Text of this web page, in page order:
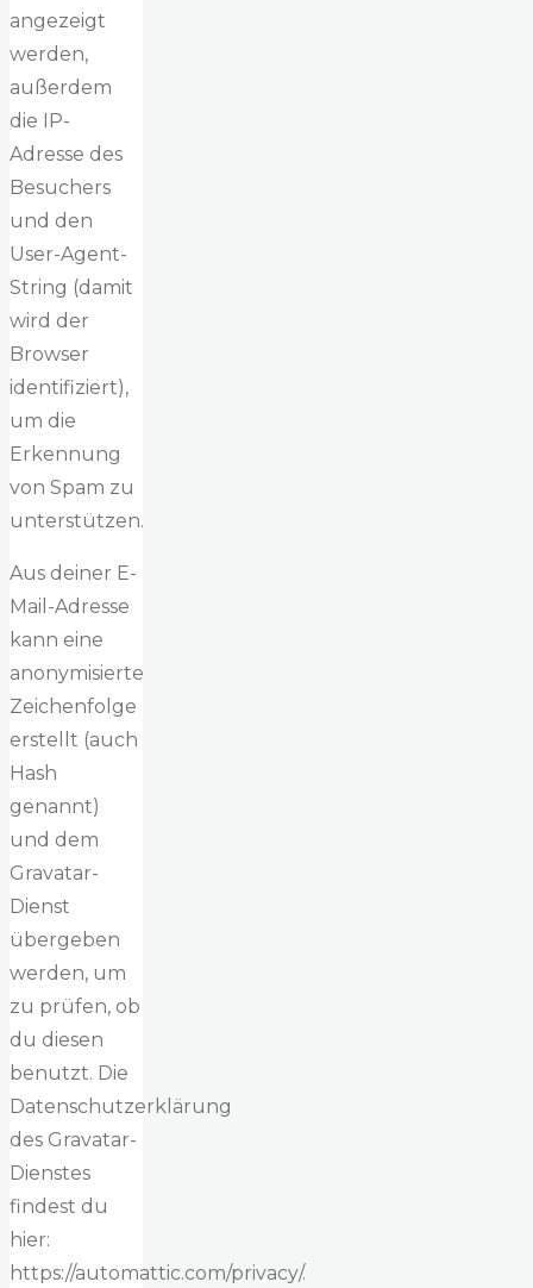
angezeigt
werden,
außerdem
die IP-
Adresse des
Besuchers
und den
User-Agent-
String (damit
wird der
Browser
identifiziert),
um die
Erkennung
von Spam zu
unterstützen.
Aus deiner E-
Mail-Adresse
kann eine
anonymisierte
Zeichenfolge
erstellt (auch
Hash
genannt)
und dem
Gravatar-
Dienst
übergeben
werden, um
zu prüfen, ob
du diesen
benutzt. Die
Datenschutzerklärung
des Gravatar-
Dienstes
findest du
hier:
https://automattic.com/privacy/.